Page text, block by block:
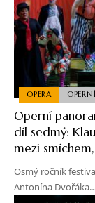
OPERA
Operní
díl sedmý:
mezi
Osmý ročník
Antonína